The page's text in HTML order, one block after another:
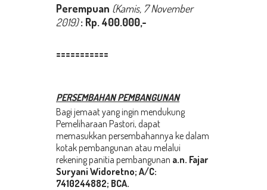
Perempuan (Kamis, 7November
2019) : Rp. 400.000,-
===========
PERSEMBAHAN PEMBANGUNAN
Bagi jemaat yang ingin mendukung
Pemeliharaan Pastori, dapat
memasukkan persembahannya ke dalam
kotak pembangunan atau melalui
rekening panitia pembangunan a.n. Fajar
Suryani Widoretno; A/C:
7410244882; BCA.